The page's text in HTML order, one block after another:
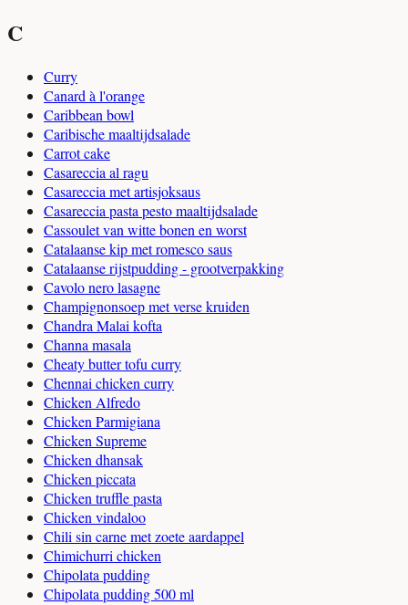
C
Curry
Canard à l'orange
Caribbean bowl
Caribische maaltijdsalade
Carrot cake
Casareccia al ragu
Casareccia met artisjoksaus
Casareccia pasta pesto maaltijdsalade
Cassoulet van witte bonen en worst
Catalaanse kip met romesco saus
Catalaanse rijstpudding - grootverpakking
Cavolo nero lasagne
Champignonsoep met verse kruiden
Chandra Malai kofta
Channa masala
Cheaty butter tofu curry
Chennai chicken curry
Chicken Alfredo
Chicken Parmigiana
Chicken Supreme
Chicken dhansak
Chicken piccata
Chicken truffle pasta
Chicken vindaloo
Chili sin carne met zoete aardappel
Chimichurri chicken
Chipolata pudding
Chipolata pudding 500 ml